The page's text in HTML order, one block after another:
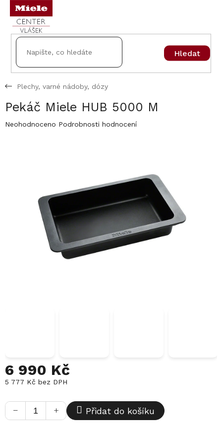
Přejít
obsah
Hledat
Plechy, varné nádoby, dózy
Pekáč Miele HUB 5000 M
Průměrné
Neohodnoceno Podrobnosti hodnocení
6 990 Kč
5 777 Kč bez DPH
cena:
+
− Přidat do košíku